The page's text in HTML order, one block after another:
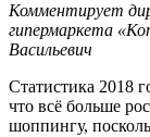
Комментирует
гипермаркета
Васильевич
Статистика 2018
что всё больше
шоппингу,